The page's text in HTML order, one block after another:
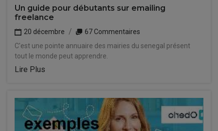
Un guide pour débutants sur emailing
freelance
20 décembre
67 Commentaires
C'est une pointe annuaire des mairies du senegal présent
tout le monde peut apprendre.
Lire Plus